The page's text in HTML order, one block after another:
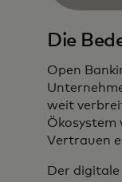
Die
Open
weit
Ökosystem
Vertrauen
Der digitale